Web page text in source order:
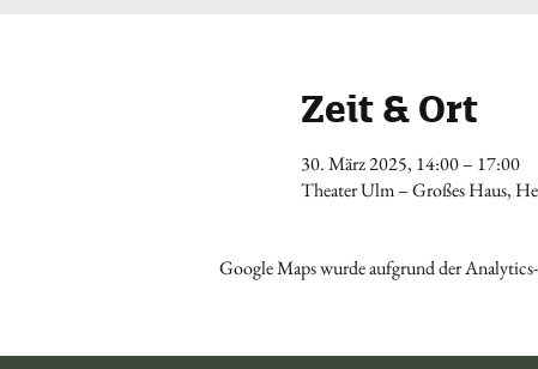
Zeit & Ort
30. März 2025, 14:00 – 17:00
Theater Ulm – Großes Haus,
Google Maps wurde aufgrund der